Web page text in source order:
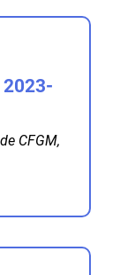
CFGM,